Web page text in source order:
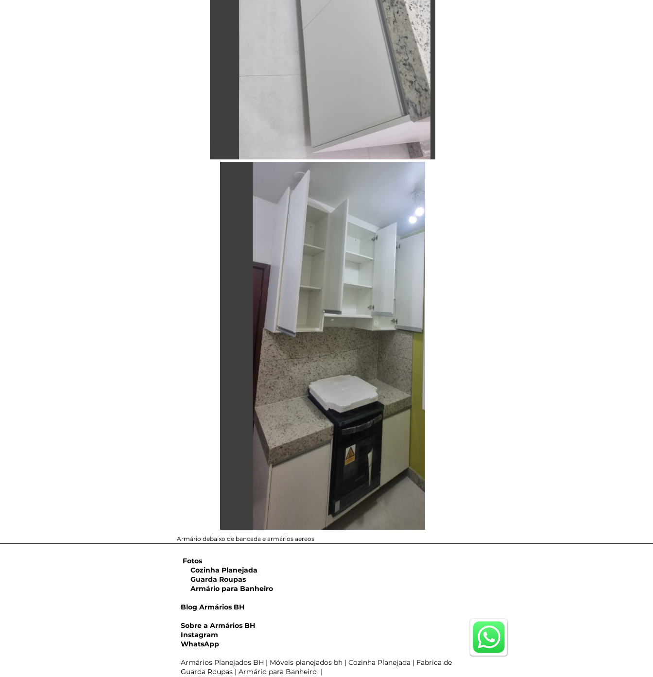
Armário debaixo de bancada e armários aereos
Fotos
Cozinha Planejada
Guarda Roupas
Armário para Banheiro
Blog Armários BH
Sobre a Armários BH
Instagram
WhatsApp
Armários Planejados BH | Móveis planejados bh | Cozinha Planejada | Fabrica de
Guarda Roupas | Armário para Banheiro |